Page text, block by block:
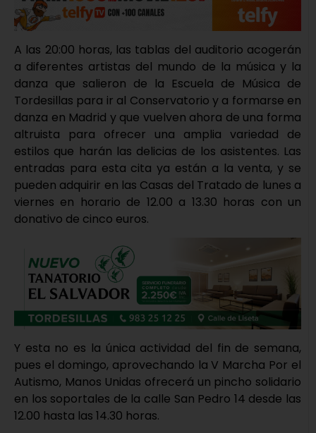
A las 20:00 horas, las tablas del auditorio acogerán
a diferentes artistas del mundo de la música y la
danza que salieron de la Escuela de Música de
Tordesillas para ir al Conservatorio y a formarse en
danza en Madrid y que vuelven ahora de una forma
altruista para ofrecer una amplia variedad de
estilos que harán las delicias de los asistentes. Las
entradas para esta cita ya están a la venta, y se
pueden adquirir en las Casas del Tratado de lunes a
viernes en horario de 12.00 a 13.30 horas con un
donativo de cinco euros.
Y esta no es la única actividad del fin de semana,
pues el domingo, aprovechando la V Marcha Por el
Autismo, Manos Unidas ofrecerá un pincho solidario
en los soportales de la calle San Pedro 14 desde las
12.00 hasta las 14.30 horas.